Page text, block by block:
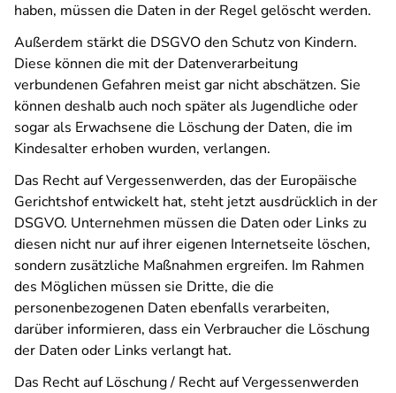
haben, müssen die Daten in der Regel gelöscht werden.
Außerdem stärkt die DSGVO den Schutz von Kindern.
Diese können die mit der Datenverarbeitung
verbundenen Gefahren meist gar nicht abschätzen. Sie
können deshalb auch noch später als Jugendliche oder
sogar als Erwachsene die Löschung der Daten, die im
Kindesalter erhoben wurden, verlangen.
Das Recht auf Vergessenwerden, das der Europäische
Gerichtshof entwickelt hat, steht jetzt ausdrücklich in der
DSGVO. Unternehmen müssen die Daten oder Links zu
diesen nicht nur auf ihrer eigenen Internetseite löschen,
sondern zusätzliche Maßnahmen ergreifen. Im Rahmen
des Möglichen müssen sie Dritte, die die
personenbezogenen Daten ebenfalls verarbeiten,
darüber informieren, dass ein Verbraucher die Löschung
der Daten oder Links verlangt hat.
Das Recht auf Löschung / Recht auf Vergessenwerden